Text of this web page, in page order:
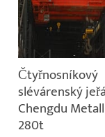
Čtyřnosníkový
slévárenský
Chengdu
280t